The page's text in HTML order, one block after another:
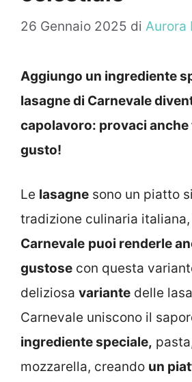
26 Gennaio 2025 di Aurora
Aggiungo un ingrediente
lasagne di Carnevale
capolavoro: provaci anche
gusto!
Le lasagne sono un piatto
tradizione culinaria
Carnevale puoi renderle
gustose con questa
deliziosa variante delle
Carnevale uniscono il
ingrediente speciale,
mozzarella, creando un